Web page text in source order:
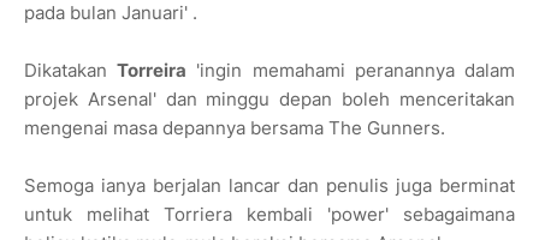
pada bulan Januari' .
DikatakanTorreira 'ingin memahami peranannya dalam
projek Arsenal' dan minggu depan boleh menceritakan
mengenai masa depannya bersama The Gunners.
Semoga ianya berjalan lancar dan penulis juga berminat
untuk melihat Torriera kembali 'power' sebagaimana